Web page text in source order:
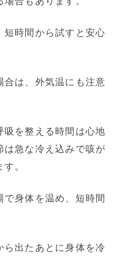
短時間から試すと安心
合は、外気温にも注意
吸を整える時間は心地
は急な冷え込みで咳が
。
身体を温め、短時間
出たあとに身体を冷